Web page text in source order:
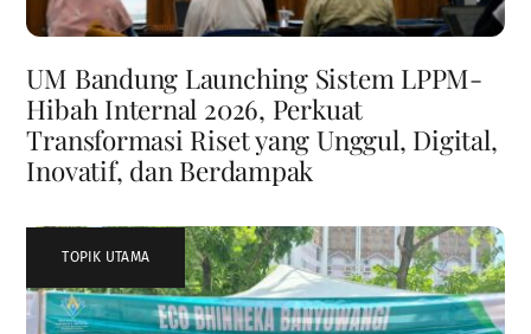
UM Bandung Launching Sistem LPPM-
Hibah Internal 2026, Perkuat
Transformasi Riset yang Unggul, Digital,
Inovatif, dan Berdampak
TOPIK UTAMA